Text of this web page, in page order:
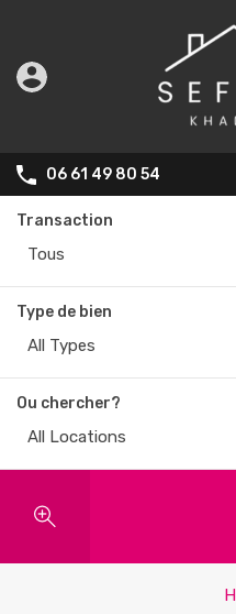
06 61 49 80 54
Transaction
Tous
Type de bien
All Types
Ou chercher?
All Locations